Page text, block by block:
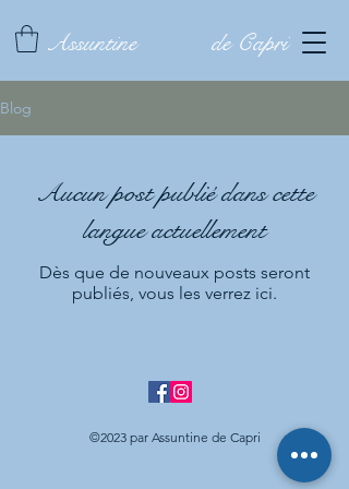
Assuntine de Capri
Blog
Aucun post publié dans cette
langue actuellement
Dès que de nouveaux posts seront
publiés, vous les verrez ici.
©2023 par Assuntine de Capri